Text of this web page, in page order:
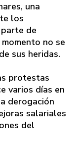
una
los
de
no se
sus heridas.
protestas
varios días en
derogación
salariales
del